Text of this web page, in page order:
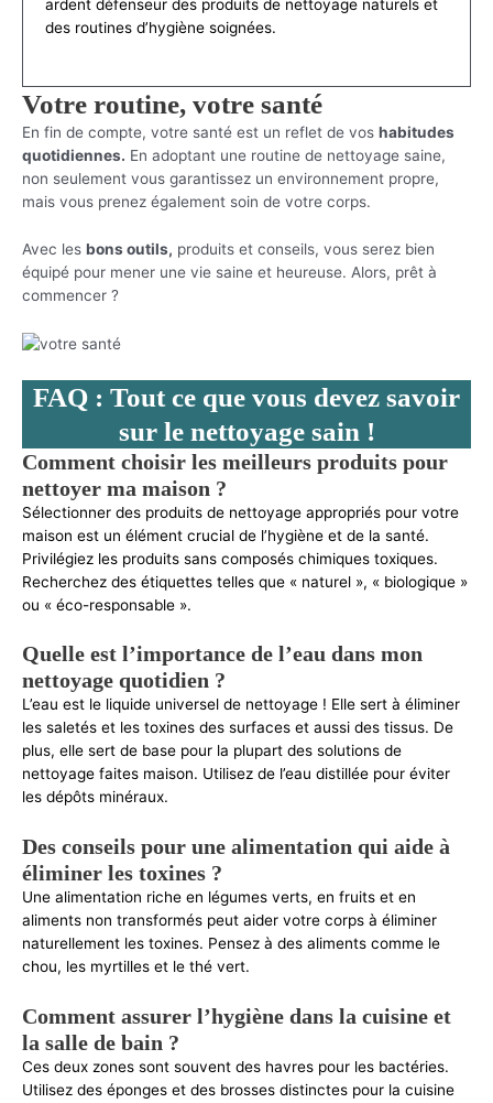
ardent défenseur des produits de nettoyage naturels et
des routines d’hygiène soignées.
Votre routine, votre santé
En fin de compte, votre santé est un reflet de vos habitudes
quotidiennes. En adoptant une routine de nettoyage saine,
non seulement vous garantissez un environnement propre,
mais vous prenez également soin de votre corps.
Avec les bons outils, produits et conseils, vous serez bien
équipé pour mener une vie saine et heureuse. Alors, prêt à
commencer ?
FAQ : Tout ce que vous devez savoir
sur le nettoyage sain !
Comment choisir les meilleurs produits pour
nettoyer ma maison ?
Sélectionner des produits de nettoyage appropriés pour votre
maison est un élément crucial de l’hygiène et de la santé.
Privilégiez les produits sans composés chimiques toxiques.
Recherchez des étiquettes telles que « naturel », « biologique »
ou « éco-responsable ».
Quelle est l’importance de l’eau dans mon
nettoyage quotidien ?
L’eau est le liquide universel de nettoyage ! Elle sert à éliminer
les saletés et les toxines des surfaces et aussi des tissus. De
plus, elle sert de base pour la plupart des solutions de
nettoyage faites maison. Utilisez de l’eau distillée pour éviter
les dépôts minéraux.
Des conseils pour une alimentation qui aide à
éliminer les toxines ?
Une alimentation riche en légumes verts, en fruits et en
aliments non transformés peut aider votre corps à éliminer
naturellement les toxines. Pensez à des aliments comme le
chou, les myrtilles et le thé vert.
Comment assurer l’hygiène dans la cuisine et
la salle de bain ?
Ces deux zones sont souvent des havres pour les bactéries.
Utilisez des éponges et des brosses distinctes pour la cuisine